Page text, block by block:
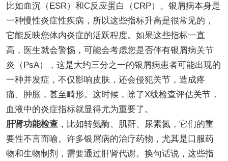
比如血沉（ESR）和C反应蛋白（CRP）。银屑病本身是
一种慢性炎症性疾病，所以这些指标升高是很常见的，
它能反映您体内炎症的活跃程度。如果这些指标一直
高，医生就会警惕，可能会考虑您是否伴有银屑病关节
炎（PsA），这是大约三分之一的银屑病患者可能出现的
一种并发症，不仅影响皮肤，还会侵犯关节，造成疼
痛、肿胀，甚至畸形。这时候，除了X线检查评估关节，
血液中的炎症指标就显得尤为重要了。
肝肾功能检查，比如转氨酶、肌酐、尿素氮，它们的重
要性不言而喻。许多银屑病的治疗药物，尤其是口服药
物和生物制剂，需要通过肝肾代谢。换句话说，这些指